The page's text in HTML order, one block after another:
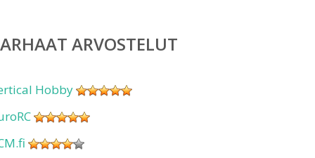
ARVOSTELUT
Hobby